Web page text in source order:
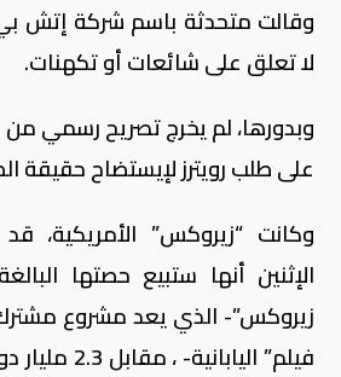
وقالت متحدثة باسم شركة إتش بي
لا تعلق على شائعات أو تكهنات.
وبدورها، لم يخرج تصريح رسمي من
على طلب رويترز لإيستضاح حقيقة
وكانت “زيروكس” الأمريكية،
زيروكس”- الذي يعد مشروع
فيلم”